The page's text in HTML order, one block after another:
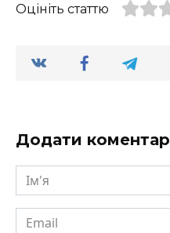
Оцініть статтю
Додати коментар
Ім'я
Email